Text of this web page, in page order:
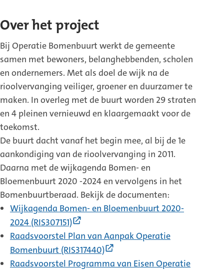
Over het project
Bij Operatie Bomenbuurt werkt de gemeente
samen met bewoners, belanghebbenden, scholen
en ondernemers. Met als doel de wijk na de
rioolvervanging veiliger, groener en duurzamer te
maken. In overleg met de buurt worden 29 straten
en 4 pleinen vernieuwd en klaargemaakt voor de
toekomst.
De buurt dacht vanaf het begin mee, al bij de 1e
aankondiging van de rioolvervanging in 2011.
Daarna met de wijkagenda Bomen- en
Bloemenbuurt 2020 -2024 en vervolgens in het
Bomenbuurtberaad. Bekijk de documenten:
Wijkagenda Bomen- en Bloemenbuurt 2020-
2024 (RIS307151)
link)
Raadsvoorstel Plan van Aanpak Operatie
Bomenbuurt (RIS317440)
link)
Raadsvoorstel Programma van Eisen Operatie